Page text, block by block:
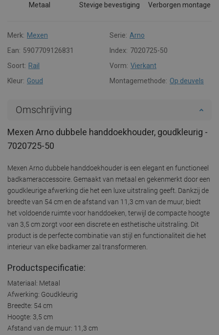
Metaal Stevige bevestiging Verborgen montage
Merk: Mexen Serie: Arno
Ean: 5907709126831 Index: 7020725-50
Soort: Rail Vorm: Vierkant
Kleur: Goud Montagemethode: Op deuvels
Omschrijving
Mexen Arno dubbele handdoekhouder, goudkleurig -
7020725-50
Mexen Arno dubbele handdoekhouder is een elegant en functioneel
badkameraccessoire. Gemaakt van metaal en gekenmerkt door een
goudkleurige afwerking die het een luxe uitstraling geeft. Dankzij de
breedte van 54 cm en de afstand van 11,3 cm van de muur, biedt
het voldoende ruimte voor handdoeken, terwijl de compacte hoogte
van 3,5 cm zorgt voor een discrete en esthetische uitstraling. Dit
product is de perfecte combinatie van stijl en functionaliteit die het
interieur van elke badkamer zal transformeren.
Productspecificatie:
Materiaal: Metaal
Afwerking: Goudkleurig
Breedte: 54 cm
Hoogte: 3,5 cm
Afstand van de muur: 11,3 cm